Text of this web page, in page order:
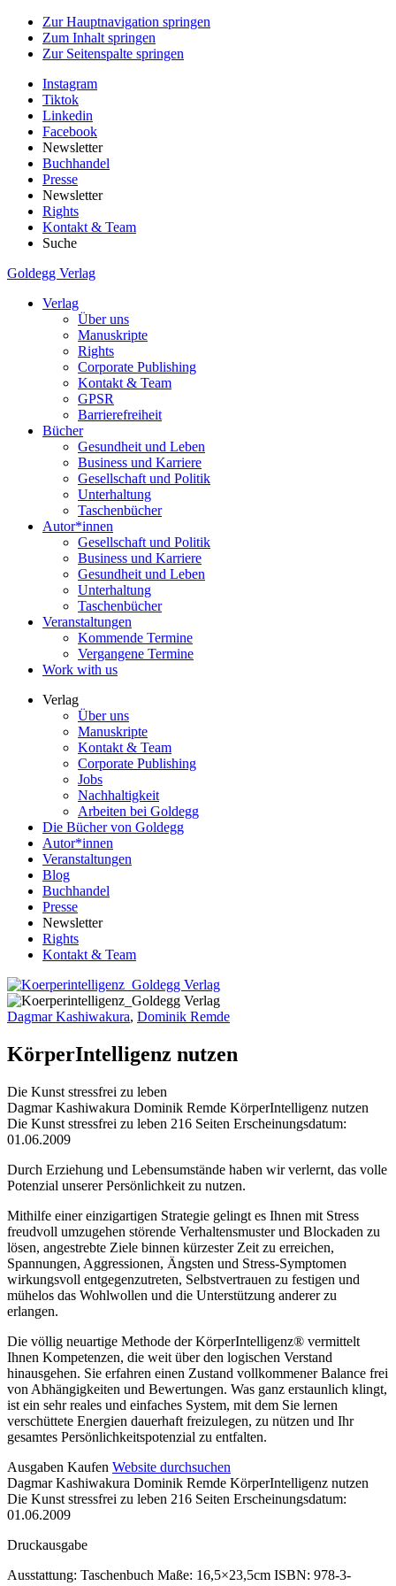
Zur Hauptnavigation springen
Zum Inhalt springen
Zur Seitenspalte springen
Instagram
Tiktok
Linkedin
Facebook
Newsletter
Buchhandel
Presse
Newsletter
Rights
Kontakt & Team
Suche
Goldegg Verlag
Verlag
Über uns
Manuskripte
Rights
Corporate Publishing
Kontakt & Team
GPSR
Barrierefreiheit
Bücher
Gesundheit und Leben
Business und Karriere
Gesellschaft und Politik
Unterhaltung
Taschenbücher
Autor*innen
Gesellschaft und Politik
Business und Karriere
Gesundheit und Leben
Unterhaltung
Taschenbücher
Veranstaltungen
Kommende Termine
Vergangene Termine
Work with us
Verlag
Über uns
Manuskripte
Kontakt & Team
Corporate Publishing
Jobs
Nachhaltigkeit
Arbeiten bei Goldegg
Die Bücher von Goldegg
Autor*innen
Veranstaltungen
Blog
Buchhandel
Presse
Newsletter
Rights
Kontakt & Team
Dagmar Kashiwakura, Dominik Remde
KörperIntelligenz nutzen
Die Kunst stressfrei zu leben
Buchdetails
Dagmar Kashiwakura Dominik Remde KörperIntelligenz nutzen
Die Kunst stressfrei zu leben 216 Seiten Erscheinungsdatum:
01.06.2009
Beschreibung
Durch Erziehung und Lebensumstände haben wir verlernt, das volle
Potenzial unserer Persönlichkeit zu nutzen.
Mithilfe einer einzigartigen Strategie gelingt es Ihnen mit Stress
freudvoll umzugehen störende Verhaltensmuster und Blockaden zu
lösen, angestrebte Ziele binnen kürzester Zeit zu erreichen,
Spannungen, Aggressionen, Ängsten und Stress-Symptomen
wirkungsvoll entgegenzutreten, Selbstvertrauen zu festigen und
mühelos das Wohlwollen und die Unterstützung anderer zu
erlangen.
Die völlig neuartige Methode der KörperIntelligenz® vermittelt
Ihnen Kompetenzen, die weit über den logischen Verstand
hinausgehen. Sie erfahren einen Zustand vollkommener Balance frei
von Abhängigkeiten und Bewertungen. Was ganz erstaunlich klingt,
ist ein sehr reales und einfaches System, mit dem Sie lernen
verschüttete Energien dauerhaft freizulegen, zu nützen und Ihr
gesamtes Persönlichkeitspotenzial zu entfalten.
Details
und
Inhalte
Ausgaben Kaufen Website durchsuchen
Dagmar Kashiwakura Dominik Remde KörperIntelligenz nutzen
Die Kunst stressfrei zu leben 216 Seiten Erscheinungsdatum:
01.06.2009
Druckausgabe
Ausstattung: Taschenbuch Maße: 16,5×23,5cm ISBN: 978-3-